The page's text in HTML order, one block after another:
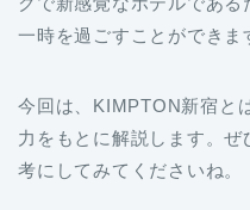
一時を過ごすことができま
今回は、KIMPTON新宿と
力をもとに解説します。
考にしてみてくださいね。